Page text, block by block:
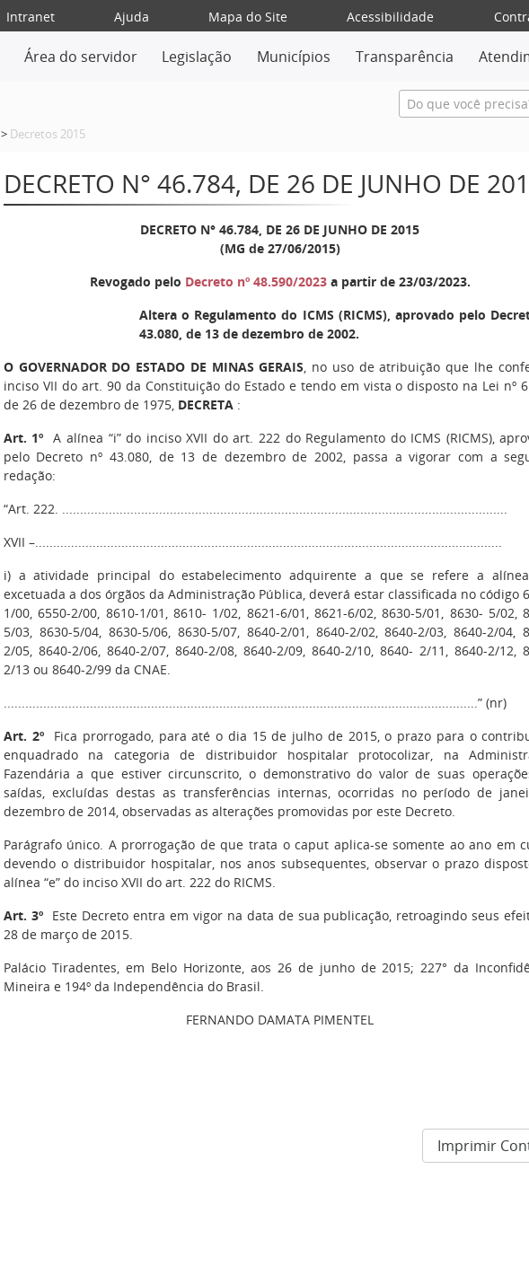
Intranet Ajuda Mapa do Site Acessibilidade
Área do servidor Legislação Municípios Transparência
> Decretos 2015
DECRETO N° 46.784, DE 26 DE JUNHO DE
DECRETO N° 46.784, DE 26 DE JUNHO DE 2015
(MG de 27/06/2015)
Revogado pelo Decreto nº 48.590/2023a partir de 23/03/2023.
Altera o Regulamento do ICMS (RICMS), aprovado pelo
43.080, de 13 de dezembro de 2002.
O GOVERNADOR DO ESTADO DE MINAS GERAIS, no uso de atribuição que lhe
inciso VII do art. 90 da Constituição do Estado e tendo em vista o disposto na Lei nº
de 26 de dezembro de 1975, DECRETA :
Art. 1º A alínea “i” do inciso XVII do art. 222 do Regulamento do ICMS (RICMS),
pelo Decreto nº 43.080, de 13 de dezembro de 2002, passa a vigorar com a
redação:
“Art. 222. ............................................................................................................................
XVII –..................................................................................................................................
i) a atividade principal do estabelecimento adquirente a que se refere a alínea
excetuada a dos órgãos da Administração Pública, deverá estar classificada no código
1/00, 6550-2/00, 8610-1/01, 8610- 1/02, 8621-6/01, 8621-6/02, 8630-5/01, 8630- 5/02,
5/03, 8630-5/04, 8630-5/06, 8630-5/07, 8640-2/01, 8640-2/02, 8640-2/03, 8640-2/04,
2/05, 8640-2/06, 8640-2/07, 8640-2/08, 8640-2/09, 8640-2/10, 8640- 2/11, 8640-2/12,
2/13 ou 8640-2/99 da CNAE.
....................................................................................................................................” (nr)
Art. 2ºFica prorrogado, para até o dia 15 de julho de 2015, o prazo para o
enquadrado na categoria de distribuidor hospitalar protocolizar, na
Fazendária a que estiver circunscrito, o demonstrativo do valor de suas
saídas, excluídas destas as transferências internas, ocorridas no período de
dezembro de 2014, observadas as alterações promovidas por este Decreto.
Parágrafo único. A prorrogação de que trata o caput aplica-se somente ao ano em
devendo o distribuidor hospitalar, nos anos subsequentes, observar o prazo
alínea “e” do inciso XVII do art. 222 do RICMS.
Art. 3ºEste Decreto entra em vigor na data de sua publicação, retroagindo seus
28 de março de 2015.
Palácio Tiradentes, em Belo Horizonte, aos 26 de junho de 2015; 227° da
Mineira e 194º da Independência do Brasil.
FERNANDO DAMATA PIMENTEL
Imprimir